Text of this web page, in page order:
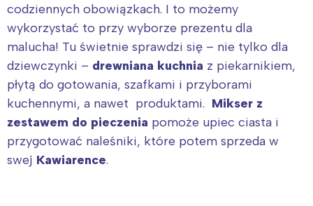
codziennych obowiązkach. I to możemy
wykorzystać to przy wyborze prezentu dla
malucha! Tu świetnie sprawdzi się – nie tylko dla
dziewczynki – drewniana kuchnia z piekarnikiem,
płytą do gotowania, szafkami i przyborami
kuchennymi, a nawet produktami. Mikser z
zestawem do pieczenia pomoże upiec ciasta i
przygotować naleśniki, które potem sprzeda w
swej Kawiarence.